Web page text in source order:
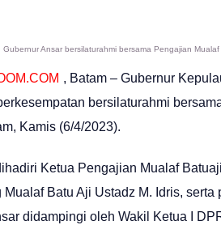
Gubernur Ansar bersilaturahmi bersama Pengajian
, Batam – Gubernur
bersilaturahmi
Kamis (6/4/2023).
Ketua Pengajian Mualaf
Mualaf Batu Aji Ustadz M. Idris,
didampingi oleh Wakil Ketua I